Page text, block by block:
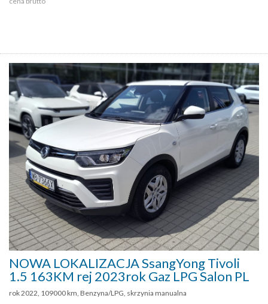
NOWA LOKALIZACJA SsangYong Tivoli
1.5 163KM rej 2023rok Gaz LPG Salon PL
rok 2022, 109000 km, Benzyna/LPG, skrzynia manualna